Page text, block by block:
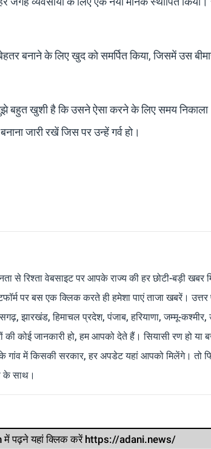
बनाने के लिए खुद को समर्पित किया, जिसमें उस
बहुत खुशी है कि उसने ऐसा करने के लिए समय
जारी रखें जिस पर उन्हें गर्व हो।
से रिश्ता वेबसाइट पर आपके राज्य की हर छोटी-बड़ी खबर
पर बस एक क्लिक करते ही हमेशा पाएं ताजा खबरें। उत्तर
झारखंड, हिमाचल प्रदेश, पंजाब, हरियाणा, जम्मू-कश्मीर,
कोई जानकारी हो, हम आपको देते हैं। सियासी रण हो या
गांव में किसकी सरकार, हर अपडेट यहां आपको मिलेंगे। तो
के साथ।
में पढ़ने यहां क्लिक करें https://adani.news/